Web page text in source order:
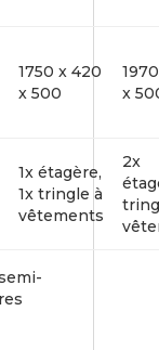
1750 x 420
x 500
x
1x étagère,
1x tringle à
vêtements
2x